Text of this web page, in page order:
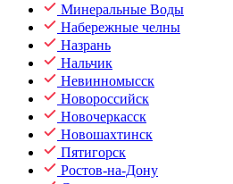
Минеральные Воды
Набережные челны
Назрань
Нальчик
Невинномысск
Новороссийск
Новочеркасск
Новошахтинск
Пятигорск
Ростов-на-Дону